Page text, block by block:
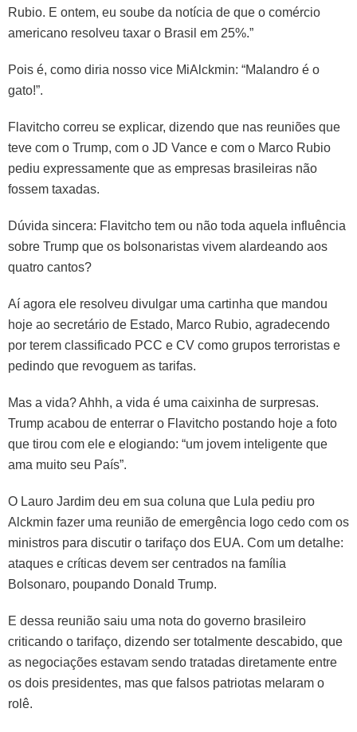
Rubio. E ontem, eu soube da notícia de que o comércio
americano resolveu taxar o Brasil em 25%.”
Pois é, como diria nosso vice MiAlckmin: “Malandro é o
gato!”.
Flavitcho correu se explicar, dizendo que nas reuniões que
teve com o Trump, com o JD Vance e com o Marco Rubio
pediu expressamente que as empresas brasileiras não
fossem taxadas.
Dúvida sincera: Flavitcho tem ou não toda aquela influência
sobre Trump que os bolsonaristas vivem alardeando aos
quatro cantos?
Aí agora ele resolveu divulgar uma cartinha que mandou
hoje ao secretário de Estado, Marco Rubio, agradecendo
por terem classificado PCC e CV como grupos terroristas e
pedindo que revoguem as tarifas.
Mas a vida? Ahhh, a vida é uma caixinha de surpresas.
Trump acabou de enterrar o Flavitcho postando hoje a foto
que tirou com ele e elogiando: “um jovem inteligente que
ama muito seu País”.
O Lauro Jardim deu em sua coluna que Lula pediu pro
Alckmin fazer uma reunião de emergência logo cedo com os
ministros para discutir o tarifaço dos EUA. Com um detalhe:
ataques e críticas devem ser centrados na família
Bolsonaro, poupando Donald Trump.
E dessa reunião saiu uma nota do governo brasileiro
criticando o tarifaço, dizendo ser totalmente descabido, que
as negociações estavam sendo tratadas diretamente entre
os dois presidentes, mas que falsos patriotas melaram o
rolê.